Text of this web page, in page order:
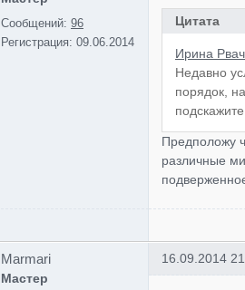
Сообщений: 96
Регистрация: 09.06.2014
Цитата
Ирина Рвач
Недавно
порядок,
Предположу
различные
Marmari
Мастер
16.09.2014